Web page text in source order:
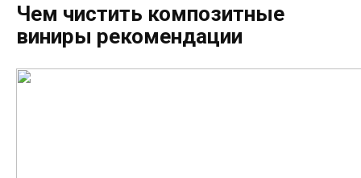
Чем чистить композитные
виниры рекомендации